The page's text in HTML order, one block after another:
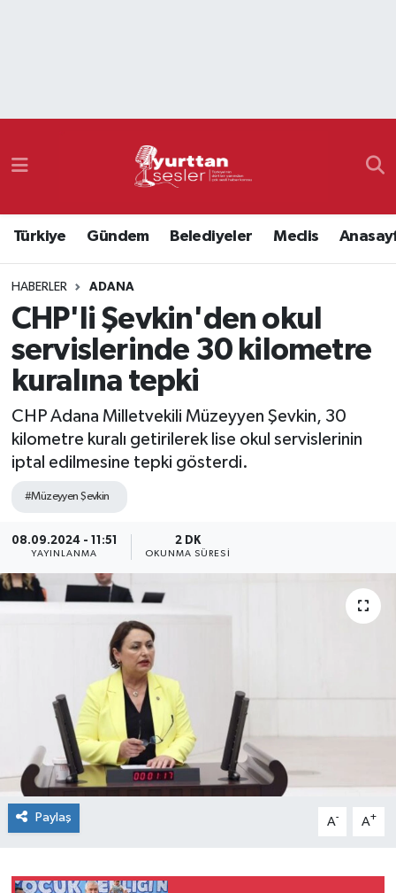
Türkiye Gündem Belediyeler Meclis
HABERLER ADANA
CHP'li Şevkin'den okul
servislerinde 30 kilometre
kuralına tepki
CHP Adana Milletvekili Müzeyyen Şevkin, 30
kilometre kuralı getirilerek lise okul servislerinin
iptal edilmesine tepki gösterdi.
#Müzeyyen Şevkin
08.09.2024 - 11:51
YAYINLANMA
2 DK
OKUNMA SÜRESI
Paylaş A- A+
Namaz Vakitleri
Süper Lig Puan Durumu ve Fikstür
Tüm Manşetler
Son Dakika Haberleri
Haber Arşivi